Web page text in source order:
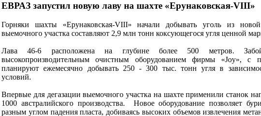
ЕВРАЗ запустил новую лаву на шахте «Ерунаковская-VIII»
Горняки шахты «Ерунаковская-VIII» начали добывать уголь из
выемочного участка составляют 2,9 млн тонн коксующегося угля ценной
Лава 46-6 расположена на глубине более 500 метров.
высокопроизводительным очистным оборудованием фирмы «Joy», с
планируют ежемесячно добывать 250 - 300 тыс. тонн угля в
условий.
Впервые для дегазации выемочного участка на шахте применили станок
1000 австралийского производства. Новое оборудование позволяет
разным углом падения пласта, добиваясь высоких объемов извлечения